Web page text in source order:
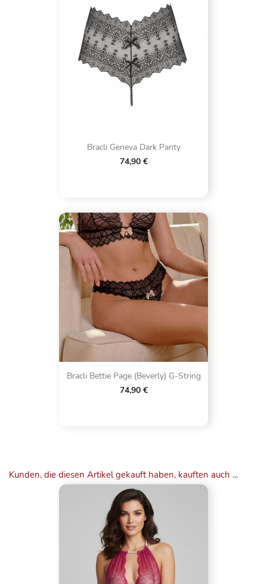
Bracli Geneva Dark Panty
74,90 €
Bracli Bettie Page (Beverly) G-String
74,90 €
Kunden, die diesen Artikel gekauft haben, kauften auch ...